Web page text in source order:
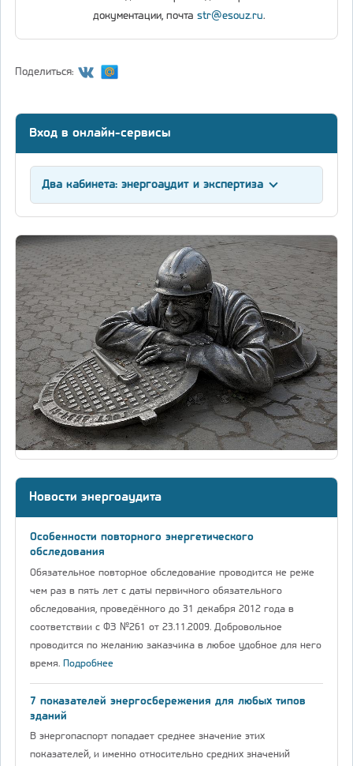
документации, почта str@esouz.ru.
Поделиться:
Вход в онлайн-сервисы
Два кабинета: энергоаудит и экспертиза
Новости энергоаудита
Особенности повторного энергетического
обследования
Обязательное повторное обследование проводится не реже
чем раз в пять лет с даты первичного обязательного
обследования, проведённого до 31 декабря 2012 года в
соответствии с ФЗ №261 от 23.11.2009. Добровольное
проводится по желанию заказчика в любое удобное для него
время. Подробнее
7 показателей энергосбережения для любых типов
зданий
В энергопаспорт попадает среднее значение этих
показателей, и именно относительно средних значений